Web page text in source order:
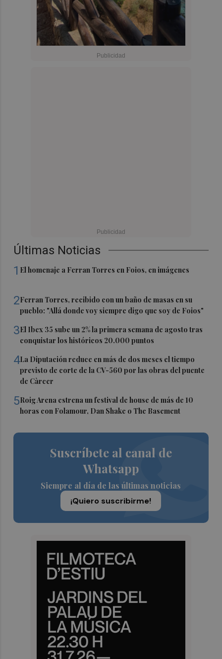
Últimas Noticias
1 El homenaje a Ferran Torres en Foios, en imágenes
2Ferran Torres, recibido con un baño de masas en su
pueblo: "Allá donde voy siempre digo que soy de Foios"
3El Ibex 35 sube un 2% la primera semana de agosto tras
conquistar los históricos 20.000 puntos
4La Diputación reduce en más de dos meses el tiempo
previsto de corte de la CV-560 por las obras del puente
de Càrcer
5Roig Arena estrena un festival de house de más de 10
horas con Folamour, Dan Shake o The Basement
Suscríbete al canal de
Whatsapp
Siempre al día de las últimas noticias
¡Quiero suscribirme!